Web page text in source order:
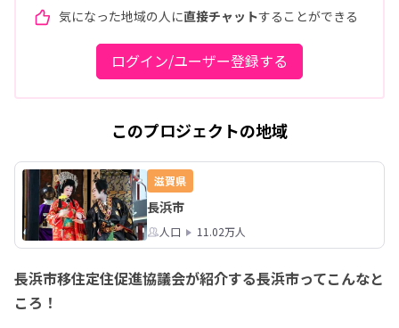
気になった地域の人に直接チャットすることができる
ログイン/ユーザー登録する
このプロジェクトの地域
滋賀県
長浜市
人口 11.02万人
長浜市移住定住促進協議会が紹介する長浜市ってこんなと
ころ！